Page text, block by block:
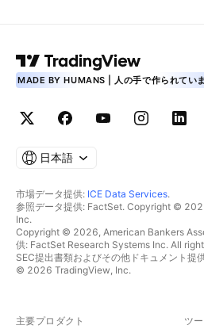
MADE BY HUMANS | 人の手で作られてい
日本語
市場データ提供: ICE Data Services.
参照データ提供: FactSet. Copyright ©
Inc.
Copyright © 2026, American Bankers
供: FactSet Research Systems Inc. All
SEC提出書類およびその他ドキュメント提
© 2026 TradingView, Inc.
主要プロダクト ツ